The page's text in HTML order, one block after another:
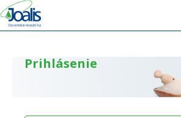
Metóda
Prihlásenie